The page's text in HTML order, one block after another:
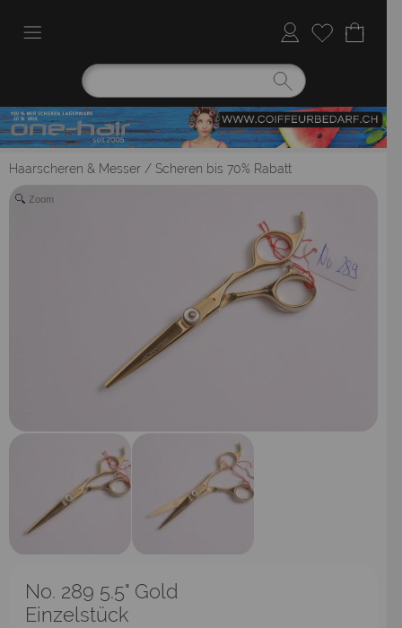
Haarscheren & Messer / Scheren bis 70% Rabatt
Zoom
No. 289 5.5" Gold
Einzelstück